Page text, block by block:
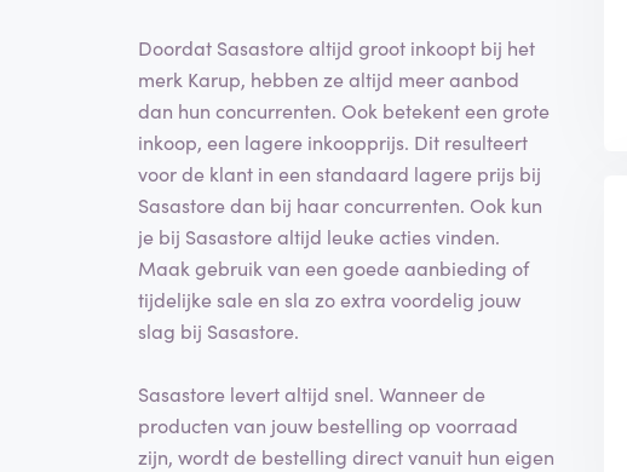
Doordat Sasastore altijd groot inkoopt bij het
merk Karup, hebben ze altijd meer aanbod
dan hun concurrenten. Ook betekent een grote
inkoop, een lagere inkoopprijs. Dit resulteert
voor de klant in een standaard lagere prijs bij
Sasastore dan bij haar concurrenten. Ook kun
je bij Sasastore altijd leuke acties vinden.
Maak gebruik van een goede aanbieding of
tijdelijke sale en sla zo extra voordelig jouw
slag bij Sasastore.
Sasastore levert altijd snel. Wanneer de
producten van jouw bestelling op voorraad
zijn, wordt de bestelling direct vanuit hun eigen